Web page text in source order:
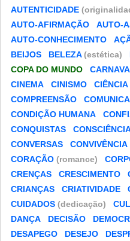
AUTENTICIDADE
AUTO-AFIRMAÇÃO
AUTO-
AUTO-CONHECIMENTO
BEIJOS
BELEZA(estética)
COPA DO MUNDO
CINEMA
CINISMO CIÊNCIA
COMPREENSÃO
CONDIÇÃO HUMANA
CONQUISTAS
CONVERSAS
CONVIVÊNCIA
CORAÇÃO (romance)
CRENÇAS
CRESCIMENTO
CRIANÇAS
CRIATIVIDADE
CUIDADOS (dedicação)
DANÇA
DECISÃO
DESAPEGO
DESEJO